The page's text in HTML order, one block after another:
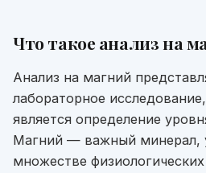
Что такое анализ на
Анализ на магний
лабораторное
является определение
Магний — важный минерал,
множестве